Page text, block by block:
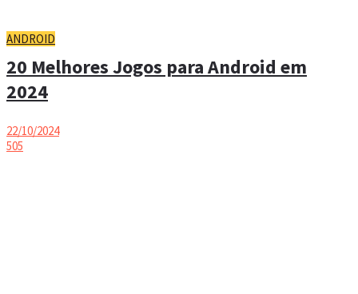
ANDROID
20 Melhores Jogos para Android em
2024
22/10/2024
505